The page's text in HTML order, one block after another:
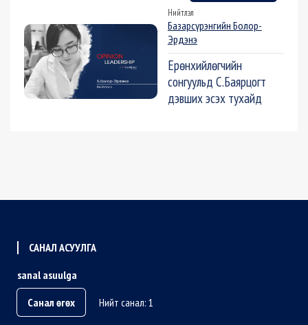
Нийтлэл
Базарсүрэнгийн Болор-
Эрдэнэ
Ерөнхийлөгчийн
сонгуульд С.Баярцогт
дэвших эсэх тухайд
САНАЛ АСУУЛГА
sanal asuulga
Санал өгөх
Нийт санал: 1